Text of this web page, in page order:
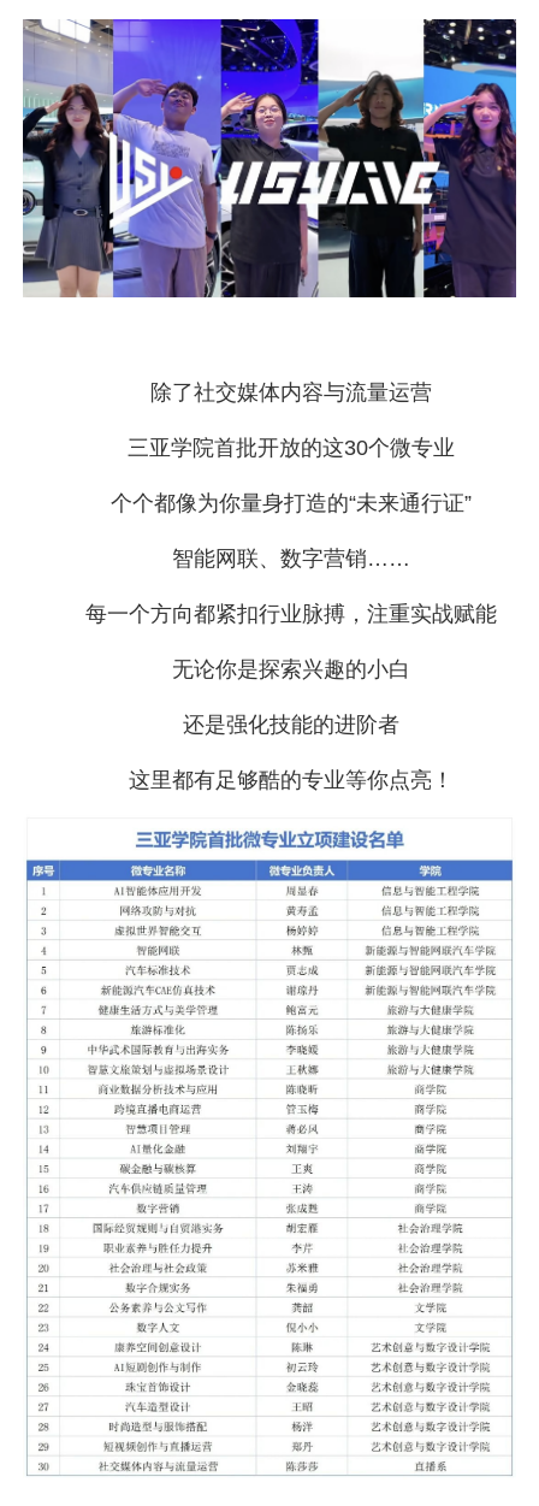
除了社交媒体内容与流量运营
三亚学院首批开放的这30个微专业
个个都像为你量身打造的“未来通行证”
智能网联、数字营销……
每一个方向都紧扣行业脉搏，注重实战赋能
无论你是探索兴趣的小白
还是强化技能的进阶者
这里都有足够酷的专业等你点亮！